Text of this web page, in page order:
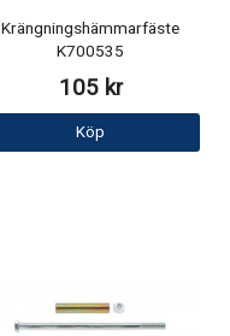
Krängningshämmarfäste
K700535
105 kr
Köp